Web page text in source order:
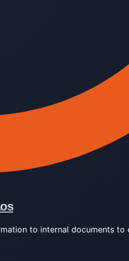
to internal documents to